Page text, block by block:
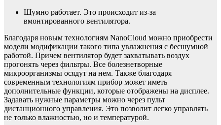
Шумно работает. Это происходит из-за
вмонтированного вентилятора.
Благодаря новым технологиям NanoCloud можно приобрести
модели модификации такого типа увлажнения с бесшумной
работой. Причем вентилятор будет захватывать воздух
прогонять через фильтры. Все болезнетворные
микроорганизмы осядут на нем. Также благодаря
современным технологиям прибор может иметь
дополнительные функции, которые отображены на дисплее.
Задавать нужные параметры можно через пульт
дистанционного управления. Это позволит легко управлять
не только влажностью, но и температурой.